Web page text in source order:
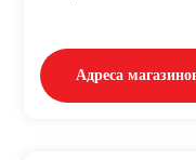
Адреса